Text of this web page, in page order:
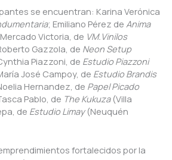
se encuentran: Karina Verónica
; Emiliano Pérez de Anima
Victoria, de VM.Vinilos
Gazzola, de Neon Setup
Piazzoni, de Estudio Piazzoni
José Campoy, de Estudio Brandis
Hernandez, de Papel Picado
Pablo, de The Kukuza(Villa
de Estudio Limay(Neuquén
fortalecidos por la